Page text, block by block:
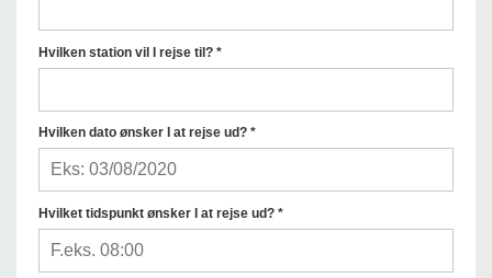
Hvilken station vil I rejse til? *
Hvilken dato ønsker I at rejse ud? *
Hvilket tidspunkt ønsker I at rejse ud? *